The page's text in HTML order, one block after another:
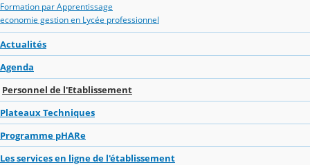
Formation par Apprentissage
economie gestion en Lycée professionnel
Actualités
Agenda
Personnel de l'Etablissement
Plateaux Techniques
Programme pHARe
Les services en ligne de l'établissement